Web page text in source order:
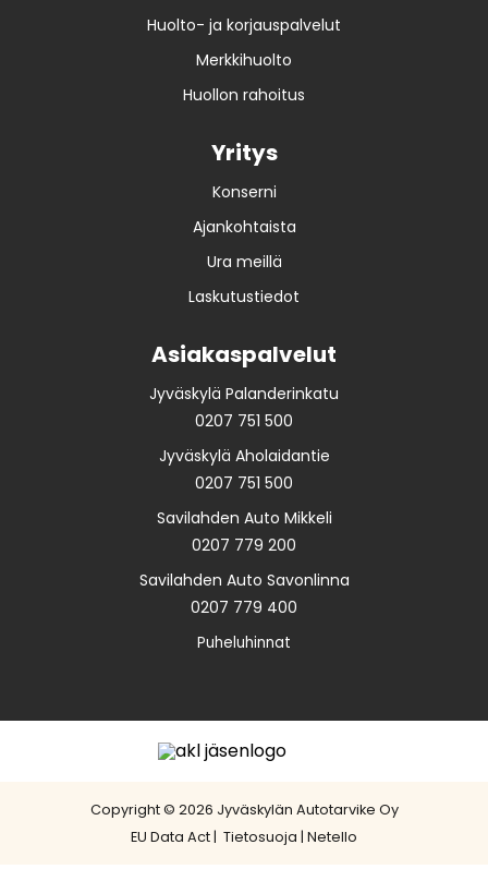
Huolto- ja korjauspalvelut
Merkkihuolto
Huollon rahoitus
Yritys
Konserni
Ajankohtaista
Ura meillä
Laskutustiedot
Asiakaspalvelut
Jyväskylä Palanderinkatu
0207 751 500
Jyväskylä Aholaidantie
0207 751 500
Savilahden Auto Mikkeli
0207 779 200
Savilahden Auto Savonlinna
0207 779 400
Puheluhinnat
Copyright © 2026 Jyväskylän Autotarvike Oy
EU Data Act | Tietosuoja | Netello